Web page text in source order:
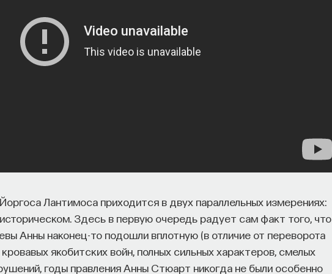
Лантимоса приходится в двух параллельных измерениях:
Здесь в первую очередь радует сам факт того, что
Анны наконец-то подошли вплотную (в отличие от переворота
якобитских войн, полных сильных характеров, смелых
годы правления Анны Стюарт никогда не были особенно